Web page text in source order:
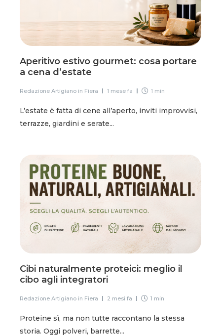
Aperitivo estivo gourmet: cosa portare
a cena d’estate
Redazione Artigiano in Fiera 1 mese fa 1 min
L’estate è fatta di cene all’aperto, inviti improvvisi,
terrazze, giardini e serate...
Cibi naturalmente proteici: meglio il
cibo agli integratori
Redazione Artigiano in Fiera 2 mesi fa 1 min
Proteine sì, ma non tutte raccontano la stessa
storia. Oggi polveri, barrette...